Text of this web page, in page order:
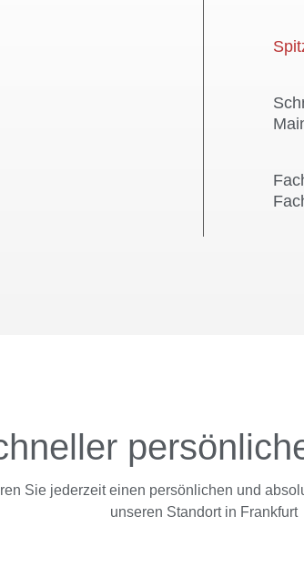
Sie jederzeit einen persönlichen und
unseren Standort in Frankfurt